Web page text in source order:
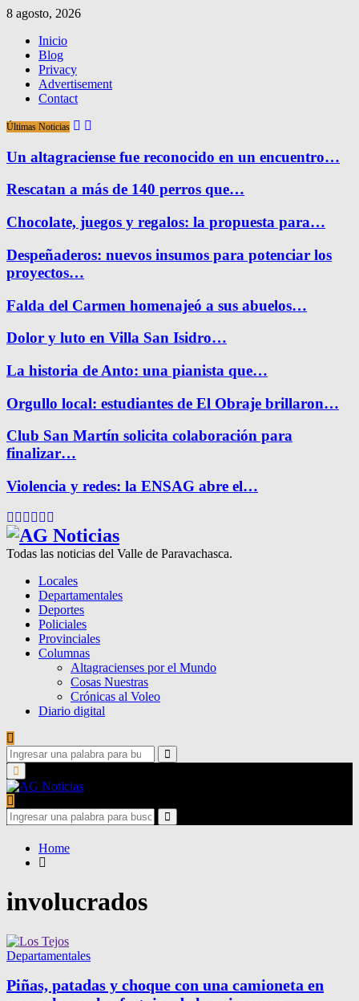
8 agosto, 2026
Inicio
Blog
Privacy
Advertisement
Contact
Últimas Noticias
Un altagraciense fue reconocido en un encuentro…
Rescatan a más de 140 perros que…
Chocolate, juegos y regalos: la propuesta para…
Despeñaderos: nuevos insumos para potenciar los
proyectos…
Falda del Carmen homenajeó a sus abuelos…
Dolor y luto en Villa San Isidro…
La historia de Anto: una pianista que…
Orgullo local: estudiantes de El Obraje brillaron…
Club San Martín solicita colaboración para
finalizar…
Violencia y redes: la ENSAG abre el…
Facebook
Twitter
Instagram
Pinterest
Google
Todas las noticias del Valle de Paravachasca.
Locales
Departamentales
Deportes
Policiales
Provinciales
Columnas
Altagracienses por el Mundo
Cosas Nuestras
Crónicas al Voleo
Diario digital
Search
for:
Search
Primary
Menu
Search
for:
Search
Home
involucrados
Departamentales
Piñas, patadas y choque con una camioneta en